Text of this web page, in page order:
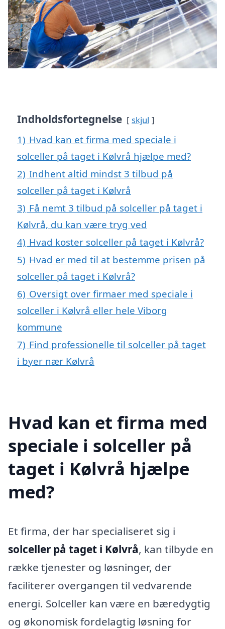
Indholdsfortegnelse skjul
1) Hvad kan et firma med speciale i
solceller på taget i Kølvrå hjælpe med?
2) Indhent altid mindst 3 tilbud på
solceller på taget i Kølvrå
3) Få nemt 3 tilbud på solceller på taget i
Kølvrå, du kan være tryg ved
4) Hvad koster solceller på taget i Kølvrå?
5) Hvad er med til at bestemme prisen på
solceller på taget i Kølvrå?
6) Oversigt over firmaer med speciale i
solceller i Kølvrå eller hele Viborg
kommune
7) Find professionelle til solceller på taget
i byer nær Kølvrå
Hvad kan et firma med
speciale i solceller på
taget i Kølvrå hjælpe
med?
Et firma, der har specialiseret sig i
solceller på taget i Kølvrå, kan tilbyde en
række tjenester og løsninger, der
faciliterer overgangen til vedvarende
energi. Solceller kan være en bæredygtig
og økonomisk fordelagtig løsning for